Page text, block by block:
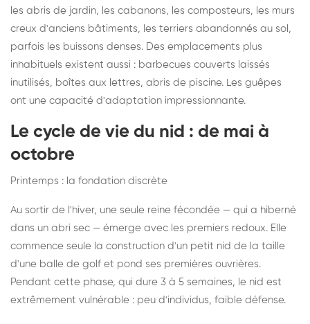
les abris de jardin, les cabanons, les composteurs, les murs
creux d'anciens bâtiments, les terriers abandonnés au sol,
parfois les buissons denses. Des emplacements plus
inhabituels existent aussi : barbecues couverts laissés
inutilisés, boîtes aux lettres, abris de piscine. Les guêpes
ont une capacité d'adaptation impressionnante.
Le cycle de vie du nid : de mai à
octobre
Printemps : la fondation discrète
Au sortir de l'hiver, une seule reine fécondée — qui a hiberné
dans un abri sec — émerge avec les premiers redoux. Elle
commence seule la construction d'un petit nid de la taille
d'une balle de golf et pond ses premières ouvrières.
Pendant cette phase, qui dure 3 à 5 semaines, le nid est
extrêmement vulnérable : peu d'individus, faible défense.